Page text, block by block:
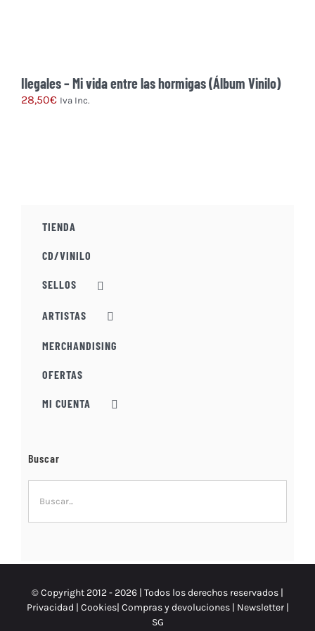
Ilegales – Mi vida entre las hormigas (Álbum Vinilo)
28,50€ Iva Inc.
TIENDA
CD/VINILO
SELLOS
ARTISTAS
MERCHANDISING
OFERTAS
MI CUENTA
Buscar
© Copyright 2012 -2026 | Todos los derechos reservados |
Privacidad | Cookies| Compras y devoluciones| Newsletter |
SG